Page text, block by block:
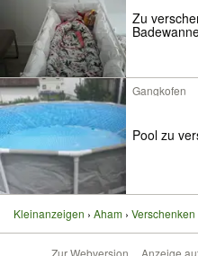
Zu
Gangkofen
Pool zu
Kleinanzeigen Aham Verschenken